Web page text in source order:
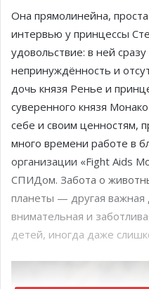
Она прямолинейна,
интервью у принцессы
удовольствие: в ней сразу
непринуждённость и
дочь князя Ренье и
суверенного князя
себе и своим ценностям,
много времени работе в
организации «Fight Aids
СПИДом. Забота о
планеты — другая
внимательная и
детей, иногда даже